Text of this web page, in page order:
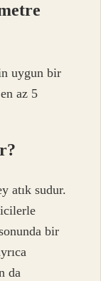
uygun bir
az 5
atık sudur.
bir
da